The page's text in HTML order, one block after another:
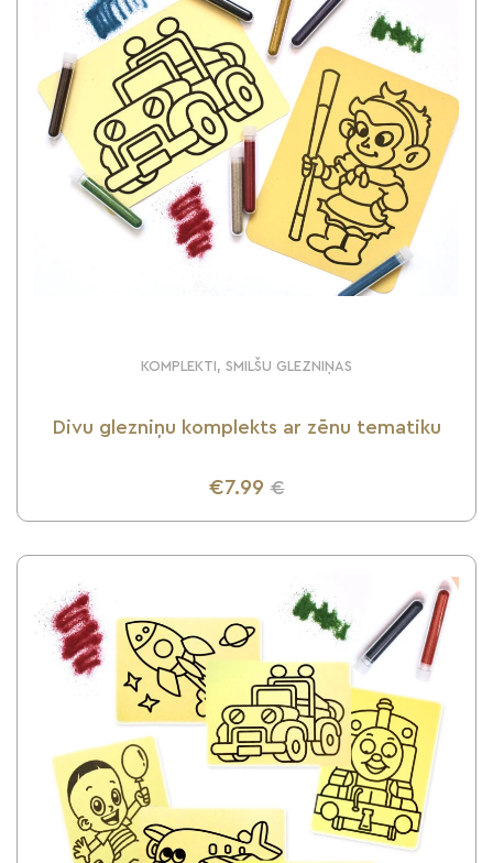
KOMPLEKTI, SMILŠU GLEZNIŅAS
Divu glezniņu komplekts ar zēnu tematiku
€7.99 €
UZZINI VAIRĀK